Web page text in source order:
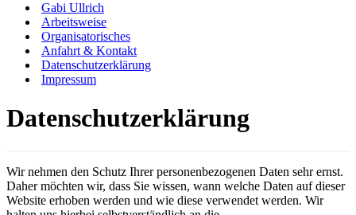
Gabi Ullrich
Arbeitsweise
Organisatorisches
Anfahrt & Kontakt
Datenschutzerklärung
Impressum
Datenschutzerklärung
Wir nehmen den Schutz Ihrer personenbezogenen Daten sehr ernst.
Daher möchten wir, dass Sie wissen, wann welche Daten auf dieser
Website erhoben werden und wie diese verwendet werden. Wir